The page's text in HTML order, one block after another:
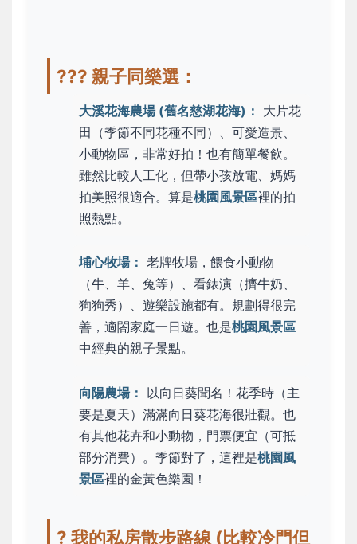
?‍?‍? 親子同樂選：
大溪花海農場 (舊名慈湖花海)： 大片花
田（季節不同花種不同）、可愛造景、
小動物區，非常好拍！也有簡單餐飲。
雖然比較人工化，但帶小孩放電、媽媽
拍美照很適合。算是桃園風景區裡的拍
照熱點。
埔心牧場： 老牌牧場，餵食小動物
（牛、羊、兔等）、看錶演（擠牛奶、
狗狗秀）、遊樂設施都有。規劃得很完
善，適閤家庭一日遊。也是桃園風景區
中經典的親子景點。
向陽農場： 以向日葵聞名！花季時（主
要是夏天）滿滿向日葵花海很壯觀。也
有其他花卉和小動物，門票便宜（可抵
部分消費）。季節對了，這裡是桃園風
景區裡的金黃色樂園！
? 我的私房散步路線 (比較冷門但